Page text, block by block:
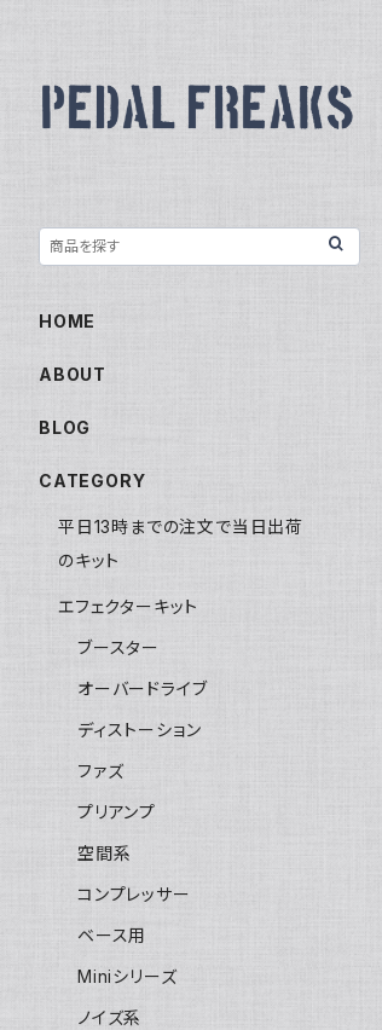
HOME
ABOUT
BLOG
CATEGORY
平日13時までの注文で当日出荷
のキット
エフェクターキット
ブースター
オーバードライブ
ディストーション
ファズ
プリアンプ
空間系
コンプレッサー
ベース用
Miniシリーズ
ノイズ系